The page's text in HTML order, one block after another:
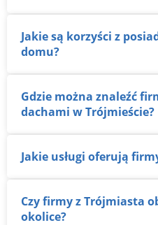
Jakie są korzyści z posiadania grubych ścian w
domu?
Gdzie można znaleźć firmy zajmujące się
dachami w Trójmieście?
Jakie usługi oferują
Czy firmy z Trójmiasta obsługują również
okolice?